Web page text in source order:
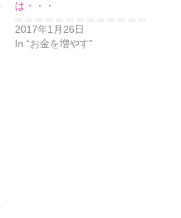
は・・・
2017年1月26日
In “お金を増やす”